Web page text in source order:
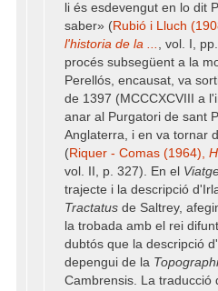
li és esdevengut en lo dit
saber» (Rubió i Lluch
l'historia de la ... , vol. I,
procés subsegüent a la
Perellós, encausat, va
de 1397 (MCCCXCVIII a
anar al Purgatori de sant
Anglaterra, i en va tornar
(Riquer - Comas (1964),
vol. II, p. 327). En el
trajecte i la descripció
Tractatus de Saltrey,
la trobada amb el rei
dubtós que la descripció
depengui de la
Cambrensis. La traducció